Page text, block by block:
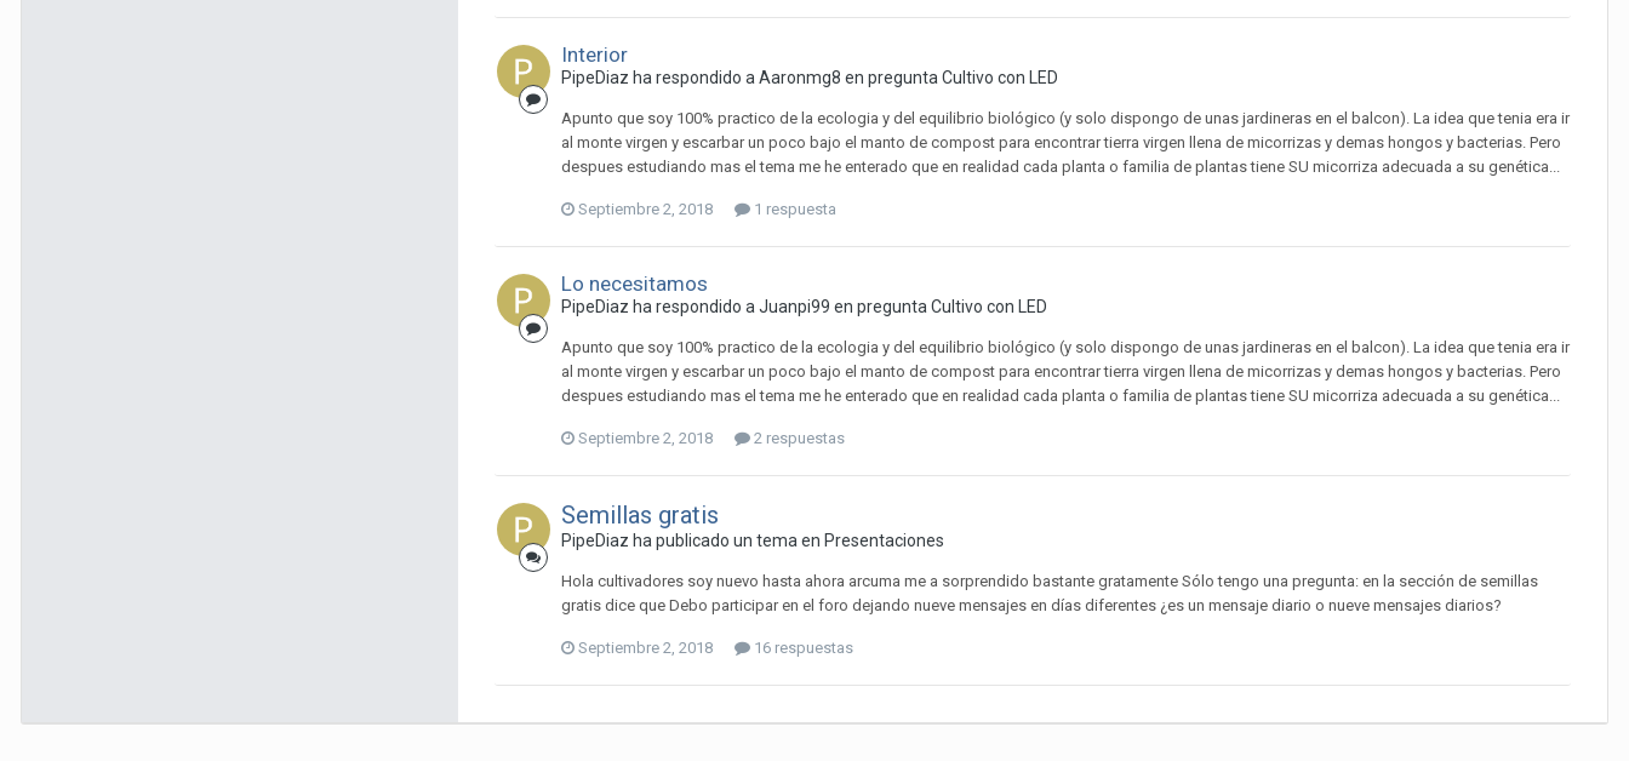
Interior
PipeDiaz ha respondido a Aaronmg8 en pregunta Cultivo con LED
Apunto que soy 100% practico de la ecologia y del equilibrio biológico (y solo dispongo de unas jardineras en el balcon). La idea que tenia era ir
al monte virgen y escarbar un poco bajo el manto de compost para encontrar tierra virgen llena de micorrizas y demas hongos y bacterias. Pero
despues estudiando mas el tema me he enterado que en realidad cada planta o familia de plantas tiene SU micorriza adecuada a su genética...
Septiembre 2, 2018 1 respuesta
Lo necesitamos
PipeDiaz ha respondido a Juanpi99 en pregunta Cultivo con LED
Apunto que soy 100% practico de la ecologia y del equilibrio biológico (y solo dispongo de unas jardineras en el balcon). La idea que tenia era ir
al monte virgen y escarbar un poco bajo el manto de compost para encontrar tierra virgen llena de micorrizas y demas hongos y bacterias. Pero
despues estudiando mas el tema me he enterado que en realidad cada planta o familia de plantas tiene SU micorriza adecuada a su genética...
Septiembre 2, 2018 2 respuestas
Semillas gratis
PipeDiaz ha publicado un tema en Presentaciones
Hola cultivadores soy nuevo hasta ahora arcuma me a sorprendido bastante gratamente Sólo tengo una pregunta: en la sección de semillas
gratis dice que Debo participar en el foro dejando nueve mensajes en días diferentes ¿es un mensaje diario o nueve mensajes diarios?
Septiembre 2, 2018 16 respuestas